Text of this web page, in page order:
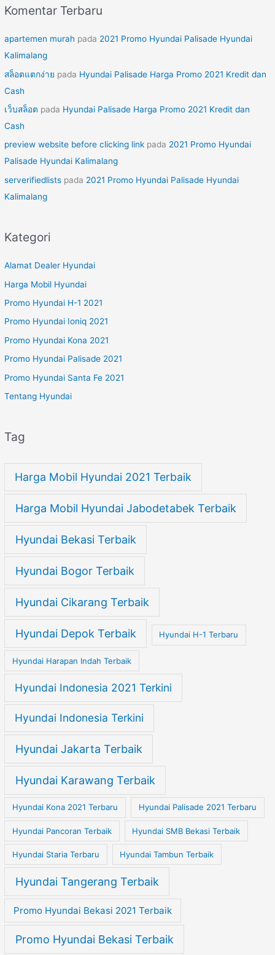
Komentar Terbaru
apartemen murah pada 2021 Promo Hyundai Palisade Hyundai
Kalimalang
สล็อตแตกง่าย pada Hyundai Palisade Harga Promo 2021 Kredit dan
Cash
เว็บสล็อต pada Hyundai Palisade Harga Promo 2021 Kredit dan
Cash
preview website before clicking link pada 2021 Promo Hyundai
Palisade Hyundai Kalimalang
serverifiedlists pada 2021 Promo Hyundai Palisade Hyundai
Kalimalang
Kategori
Alamat Dealer Hyundai
Harga Mobil Hyundai
Promo Hyundai H-1 2021
Promo Hyundai Ioniq 2021
Promo Hyundai Kona 2021
Promo Hyundai Palisade 2021
Promo Hyundai Santa Fe 2021
Tentang Hyundai
Tag
Harga Mobil Hyundai 2021 Terbaik
Harga Mobil Hyundai Jabodetabek Terbaik
Hyundai Bekasi Terbaik
Hyundai Bogor Terbaik
Hyundai Cikarang Terbaik
Hyundai Depok Terbaik Hyundai H-1 Terbaru
Hyundai Harapan Indah Terbaik
Hyundai Indonesia 2021 Terkini
Hyundai Indonesia Terkini
Hyundai Jakarta Terbaik
Hyundai Karawang Terbaik
Hyundai Kona 2021 Terbaru Hyundai Palisade 2021 Terbaru
Hyundai Pancoran Terbaik Hyundai SMB Bekasi Terbaik
Hyundai Staria Terbaru Hyundai Tambun Terbaik
Hyundai Tangerang Terbaik
Promo Hyundai Bekasi 2021 Terbaik
Promo Hyundai Bekasi Terbaik